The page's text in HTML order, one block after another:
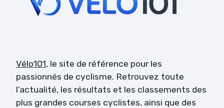
Vélo101, le site de référence pour les
passionnés de cyclisme. Retrouvez toute
l’actualité, les résultats et les classements des
plus grandes courses cyclistes, ainsi que des